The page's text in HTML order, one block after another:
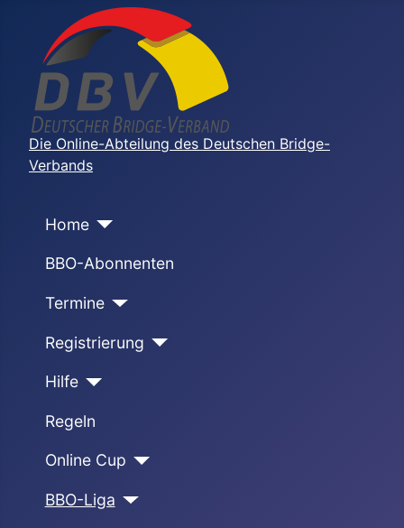
Die Online-Abteilung des Deutschen Bridge-
Verbands
Home
BBO-Abonnenten
Termine
Registrierung
Hilfe
Regeln
Online Cup
BBO-Liga